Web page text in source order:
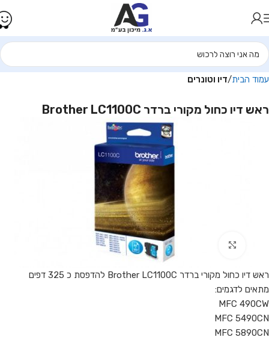
עמוד הבית דיו וטונרים
ראש דיו כחול מקורי ברדר Brother LC1100C
Click to enlarge
ראש דיו כחול מקורי ברדר Brother LC1100C להדפסת כ 325 דפים
מתאים לדגמים:
MFC 490CW
MFC 5490CN
MFC 5890CN